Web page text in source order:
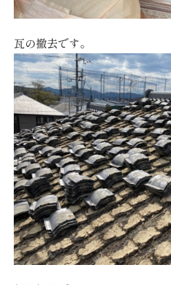
瓦の撤去です。